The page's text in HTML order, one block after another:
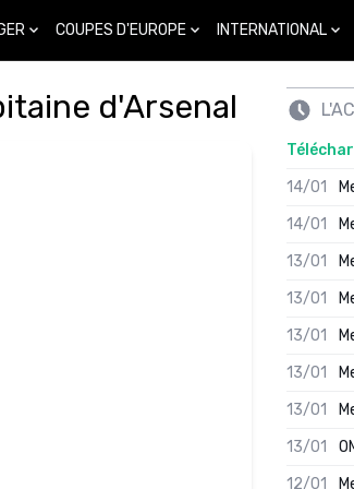
COUPES D'EUROPE INTERNATIONAL
d'Arsenal
14/01
14/01
13/01
13/01
13/01
13/01
13/01
13/01
12/01